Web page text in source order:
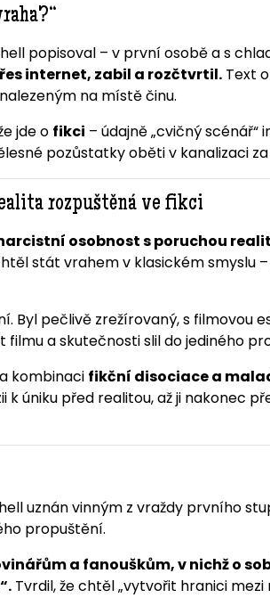
popisoval – v první osobě a s
internet, zabil a rozčtvrtil.Text
na místě činu.
jde o fikci – údajně „cvičný scénář“
pozůstatky oběti v kanalizaci
rozpuštěná ve fikci
osobnost s poruchou
stát vrahem v klasickém smyslu
Byl pečlivě zrežírovaný, s filmovou
filmu a skutečnosti slil do jediného
kombinaci fikční disociace a
k úniku před realitou, až ji nakonec
uznán vinným z vraždy prvního
propuštění.
a fanouškům, v nichž o
Tvrdil, že chtěl „vytvořit hranici